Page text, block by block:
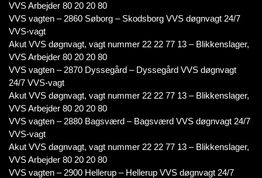
VVS Arbejder 80 20 20 80
VVS vagten – 2860 Søborg – Skodsborg VVS døgnvagt 24/7
VVS-vagt
Akut VVS døgnvagt, vagt nummer 22 22 77 13 – Blikkenslager,
VVS Arbejder 80 20 20 80
VVS vagten – 2870 Dyssegård – Dyssegård VVS døgnvagt
24/7 VVS-vagt
Akut VVS døgnvagt, vagt nummer 22 22 77 13 – Blikkenslager,
VVS Arbejder 80 20 20 80
VVS vagten – 2880 Bagsværd – Bagsværd VVS døgnvagt 24/7
VVS-vagt
Akut VVS døgnvagt, vagt nummer 22 22 77 13 – Blikkenslager,
VVS Arbejder 80 20 20 80
VVS vagten – 2900 Hellerup – Hellerup VVS døgnvagt 24/7